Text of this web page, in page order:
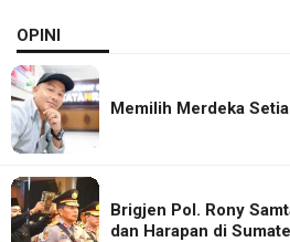
OPINI
Memilih Merdeka
Brigjen Pol. Rony
dan Harapan di